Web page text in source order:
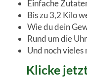
Einfache
Bis zu 3,2 Kilo
Wie du dein
Rund um die
Und noch vieles
Klicke